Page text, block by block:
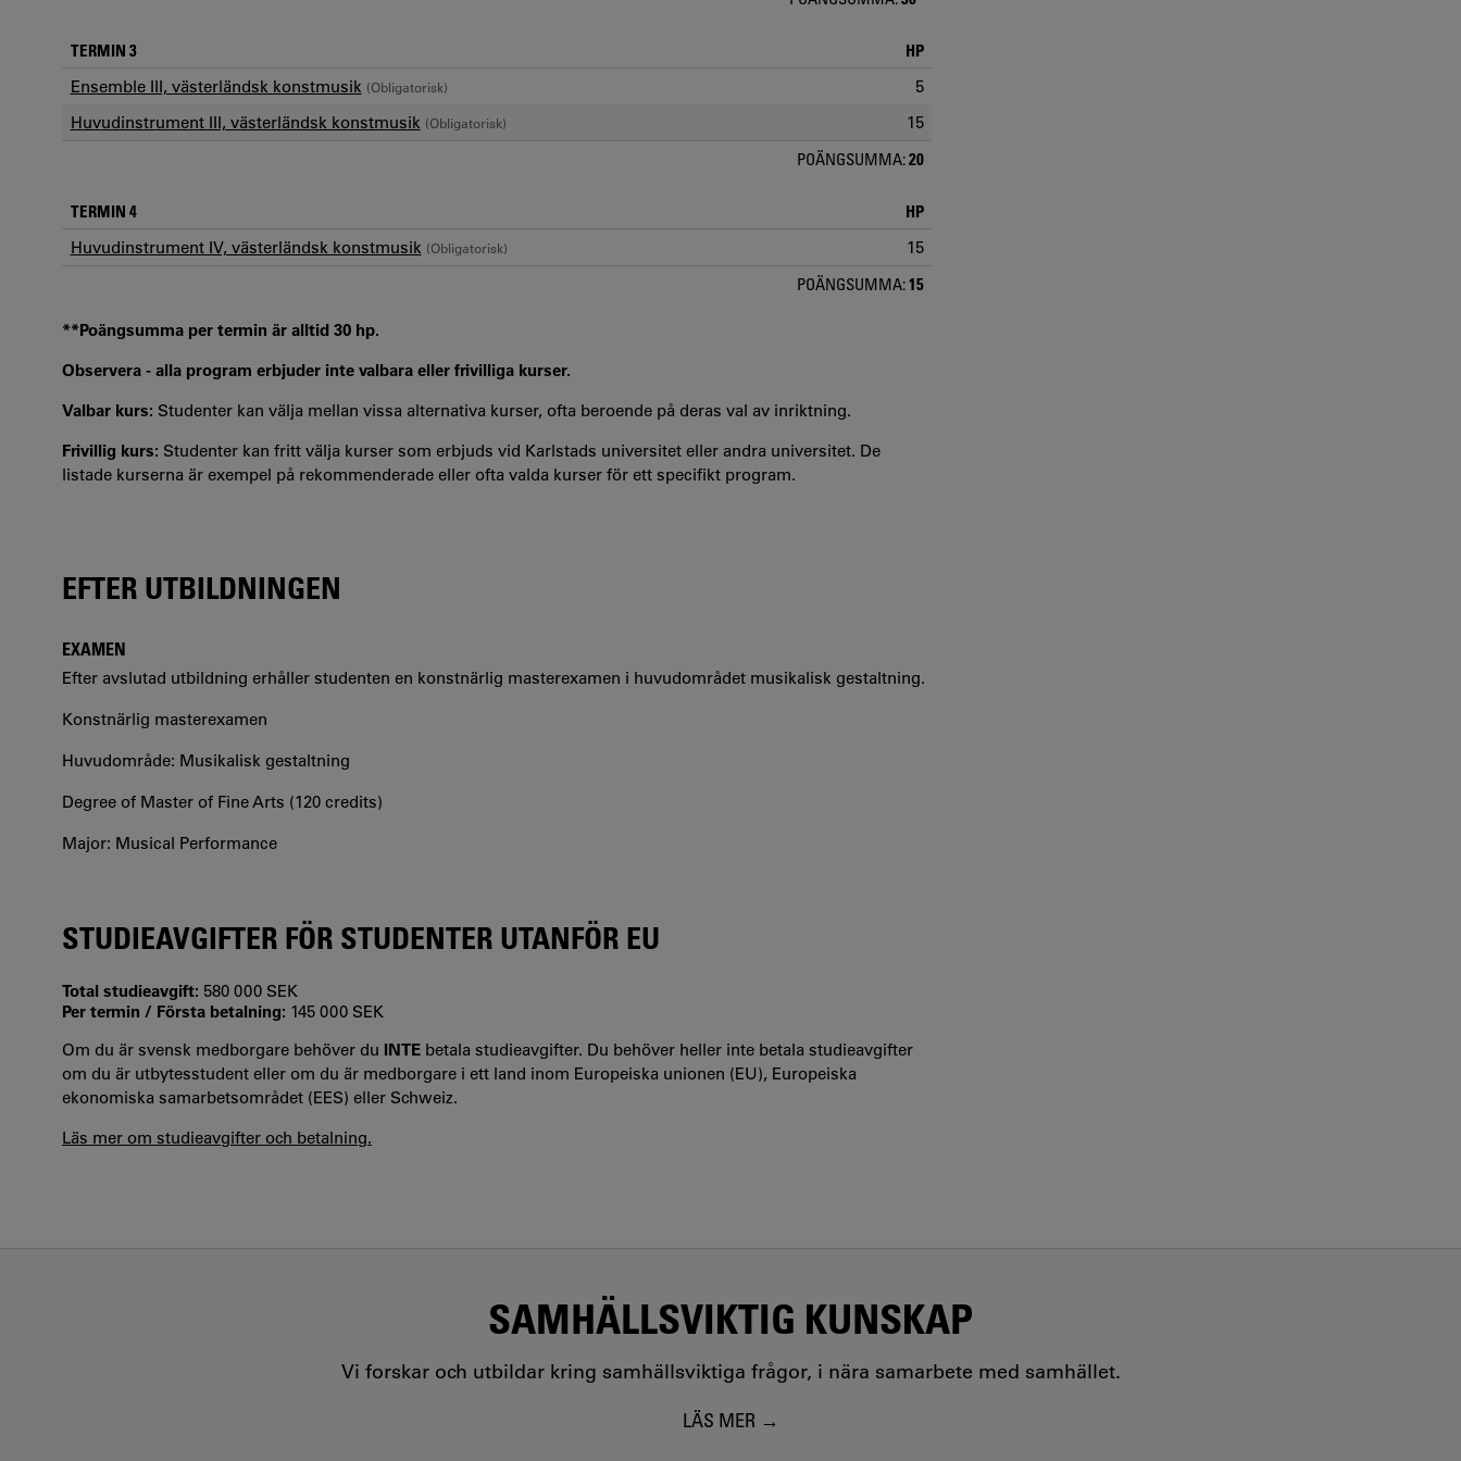
TERMIN 3 HP
Ensemble III, västerländsk konstmusik (Obligatorisk)
5
Huvudinstrument III, västerländsk konstmusik (Obligatorisk) 15
POÄNGSUMMA:20
TERMIN 4 HP
Huvudinstrument IV, västerländsk konstmusik (Obligatorisk) 15
POÄNGSUMMA:15
**Poängsumma per termin är alltid 30 hp.
Observera - alla program erbjuder inte valbara eller frivilliga kurser.
Valbar kurs: Studenter kan välja mellan vissa alternativa kurser, ofta beroende på deras val av inriktning.
Frivillig kurs: Studenter kan fritt välja kurser som erbjuds vid Karlstads universitet eller andra universitet. De
listade kurserna är exempel på rekommenderade eller ofta valda kurser för ett specifikt program.
EFTER UTBILDNINGEN
EXAMEN
Efter avslutad utbildning erhåller studenten en konstnärlig masterexamen i huvudområdet musikalisk gestaltning.
Konstnärlig masterexamen
Huvudområde: Musikalisk gestaltning
Degree of Master of Fine Arts (120 credits)
Major: Musical Performance
STUDIEAVGIFTER FÖR STUDENTER UTANFÖR EU
Total studieavgift: 580 000 SEK
Per termin / Första betalning: 145 000 SEK
Om du är svensk medborgare behöver du INTE betala studieavgifter. Du behöver heller inte betala studieavgifter
om du är utbytesstudent eller om du är medborgare i ett land inom Europeiska unionen (EU), Europeiska
ekonomiska samarbetsområdet (EES) eller Schweiz.
Läs mer om studieavgifter och betalning.
SAMHÄLLSVIKTIG KUNSKAP
Vi forskar och utbildar kring samhällsviktiga frågor, i nära samarbete med samhället.
LÄS MER